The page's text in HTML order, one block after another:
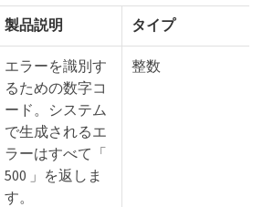
製品説明 タイプ
エラーを識別す
るための数字コ
ード。システム
で生成されるエ
ラーはすべて「
500 」を返しま
す。
整数